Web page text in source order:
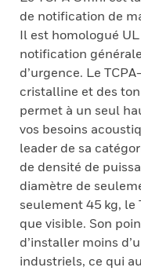
de notification de
Il est homologué
notification
d’urgence. Le
cristalline et des
permet à un seul
vos besoins
leader de sa
de densité de
diamètre de
seulement 45 kg, le
que visible. Son
d’installer moins
industriels, ce qui